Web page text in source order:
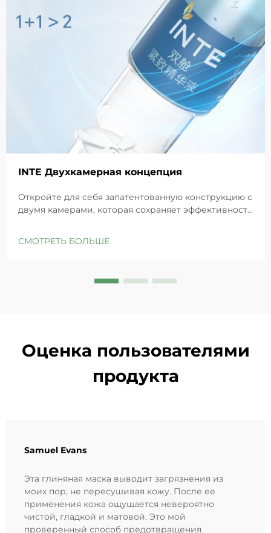
INTE Двухкамерная концепция
Откройте для себя запатентованную конструкцию с
двумя камерами, которая сохраняет эффективность
восстанавливает барьеры чувствительной кожи.
СМОТРЕТЬ БОЛЬШЕ
Оценка пользователями
продукта
Samuel Evans
Эта глиняная маска выводит загрязнения из
моих пор, не пересушивая кожу. После ее
применения кожа ощущается невероятно
чистой, гладкой и матовой. Это мой
проверенный способ предотвращения